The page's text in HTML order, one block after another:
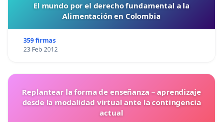
El mundo por el derecho fundamental a la
Alimentación en Colombia
359 firmas
23 Feb 2012
Replantear la forma de enseñanza – aprendizaje
desde la modalidad virtual ante la contingencia
actual